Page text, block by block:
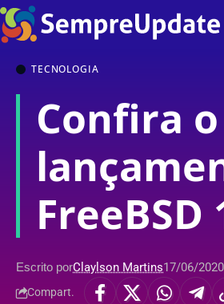
TECNOLOGIA
Confira o
FreeBSD
Escrito porClaylson Martins17/06/
Compart.